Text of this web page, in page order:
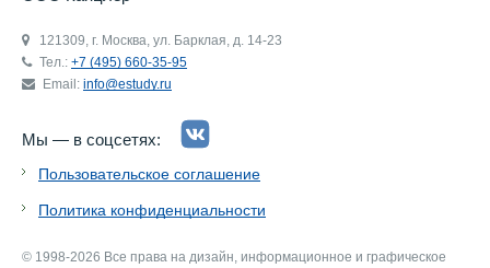
121309, г. Москва, ул. Барклая, д. 14-23
Тел.: +7 (495) 660-35-95
Email: info@estudy.ru
Мы — в соцсетях:
Пользовательское соглашение
Политика конфиденциальности
© 1998-2026 Все права на дизайн, информационное и графическое